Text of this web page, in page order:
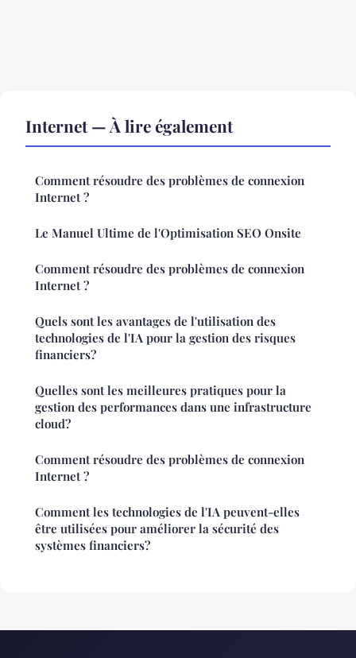
Internet — À lire également
Comment résoudre des problèmes de connexion
Internet ?
Le Manuel Ultime de l'Optimisation SEO Onsite
Comment résoudre des problèmes de connexion
Internet ?
Quels sont les avantages de l'utilisation des
technologies de l'IA pour la gestion des risques
financiers?
Quelles sont les meilleures pratiques pour la
gestion des performances dans une infrastructure
cloud?
Comment résoudre des problèmes de connexion
Internet ?
Comment les technologies de l'IA peuvent-elles
être utilisées pour améliorer la sécurité des
systèmes financiers?